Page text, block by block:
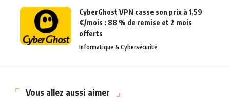
CyberGhost VPN casse son prix à 1,59
€/mois : 88 % de remise et 2 mois
offerts
Informatique & Cybersécurité
Vous allez aussi aimer